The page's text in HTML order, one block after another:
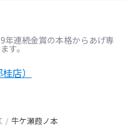
年連続金賞の本格からあげ専
す。
店）
牛ケ瀬葭ノ本